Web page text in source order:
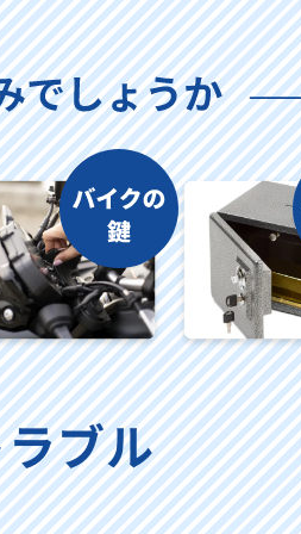
ブル